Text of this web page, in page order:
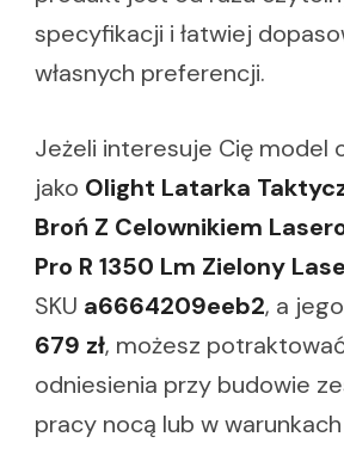
specyfikacji i łatwiej
własnych preferencji.
Jeżeli interesuje Cię model
jako Olight Latarka
Broń Z Celownikiem
Pro R 1350 Lm Zielony
SKU a6664209eeb2, a
679 zł, możesz
odniesienia przy budowie
pracy nocą lub w